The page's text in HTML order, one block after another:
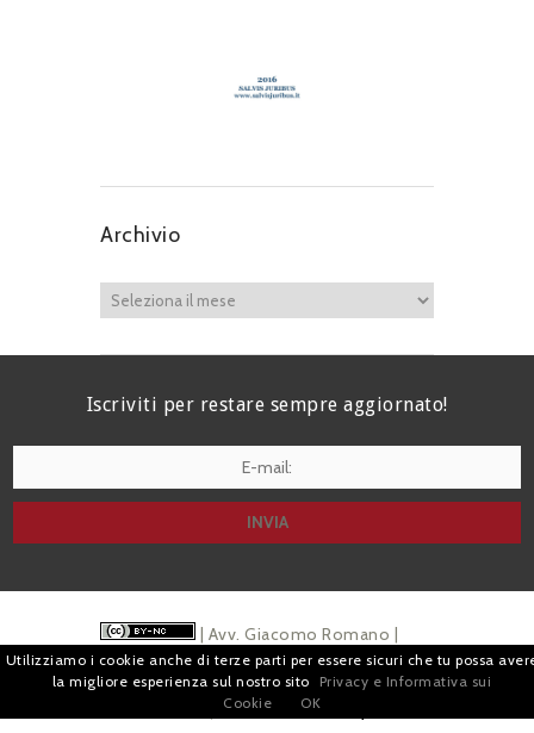
Archivio
Iscriviti per restare sempre aggiornato!
| Avv. Giacomo Romano |
Piazza di Campitelli, 2 - 00186 Roma | P.I.
Pubblicità ePrivacy
Utilizziamo i cookie anche di terze parti per essere sicuri che tu possa
la migliore esperienza sul nostro sito
Privacy e Informativa sui
Cookie
OK